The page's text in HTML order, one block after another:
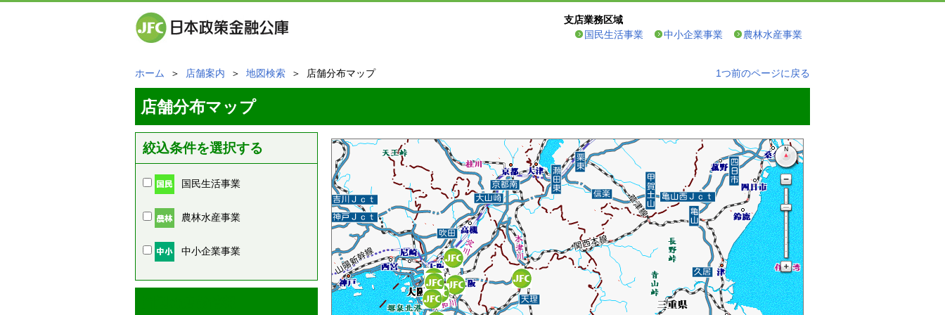
支店業務区域
国民生活事業
中小企業事業 農林水産事業
ホーム ＞ 店舗案内 ＞ 地図検索 ＞ 店舗分布マップ 1つ前のページに戻る
店舗分布マップ
絞込条件を選択する
国民生活事業
農林水産事業
中小企業事業